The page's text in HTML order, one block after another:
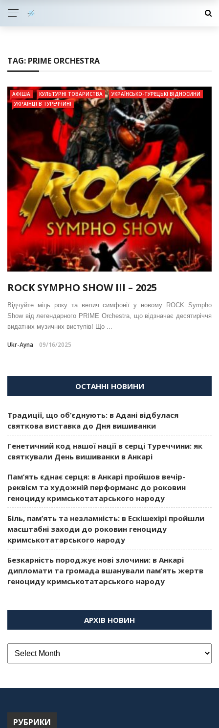
TAG: PRIME ORCHESTRA
АФІША КУЛЬТУРНІ ТОВАРИСТВА
УКРАЇНСЬКО-ТУРЕЦЬКІ ВІДНОСИНИ
УКРАЇНЦІ В ТУРЕЧЧИНІ
ROCK SYMPHO SHOW III – 2025
Відчуйте міць року та велич симфонії у новому ROCK Sympho
Show від легендарного PRIME Orchestra, що відзначає десятиріччя
видатних музичних виступів! Що ...
Ukr-Ayna 09/16/2025
ОСТАННІ НОВИНИ
Традиції, що об’єднують: в Адані відбулася
святкова виставка до Дня вишиванки
Генетичний код нашої нації в серці Туреччини: як
святкували День вишиванки в Анкарі
Пам’ять єднає серця: в Анкарі пройшов вечір-
реквієм та художній перформанс до роковин
геноциду кримськотатарського народу
Біль, пам’ять та незламність: в Ескішехірі пройшли
масштабні заходи до роковин геноциду
кримськотатарського народу
Безкарність породжує нові злочини: в Анкарі
дипломати та громада вшанували пам’ять жертв
геноциду кримськотатарського народу
АРХІВ НОВИН
РУБРИКИ